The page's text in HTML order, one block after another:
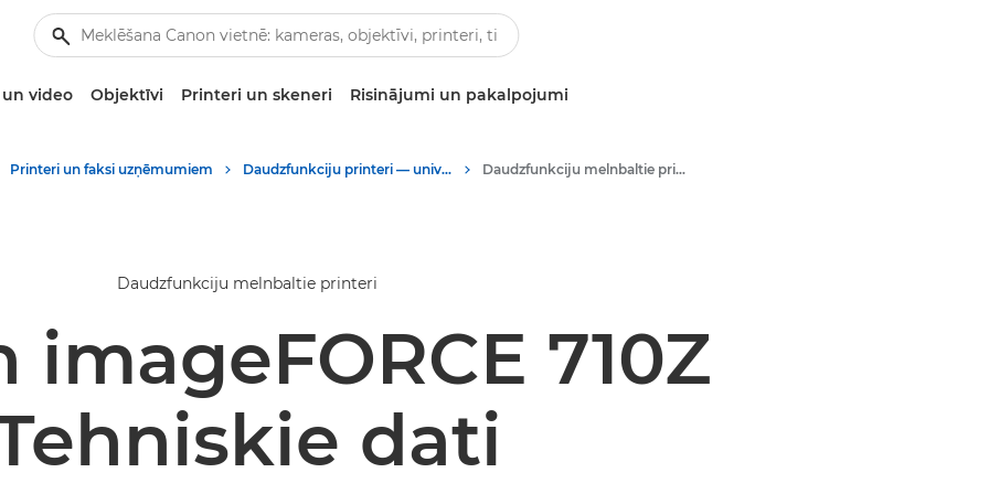
video Objektīvi Printeri un skeneri Risinājumi un pakalpojumi
Printeri un faksi uzņēmumiem Daudzfunkciju printeri — universāli printeri Daudzfunkciju melnbaltie printeri
Daudzfunkciju melnbaltie printeri
imageFORCE 710Z
dati